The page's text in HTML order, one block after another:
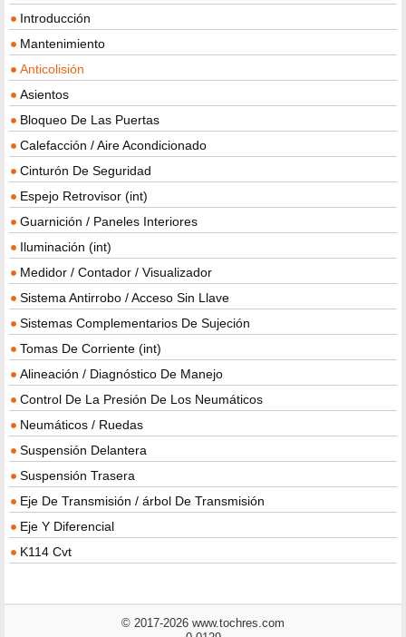
Introducción
Mantenimiento
Anticolisión
Asientos
Bloqueo De Las Puertas
Calefacción / Aire Acondicionado
Cinturón De Seguridad
Espejo Retrovisor (int)
Guarnición / Paneles Interiores
Iluminación (int)
Medidor / Contador / Visualizador
Sistema Antirrobo / Acceso Sin Llave
Sistemas Complementarios De Sujeción
Tomas De Corriente (int)
Alineación / Diagnóstico De Manejo
Control De La Presión De Los Neumáticos
Neumáticos / Ruedas
Suspensión Delantera
Suspensión Trasera
Eje De Transmisión / árbol De Transmisión
Eje Y Diferencial
K114 Cvt
© 2017-2026 www.tochres.com